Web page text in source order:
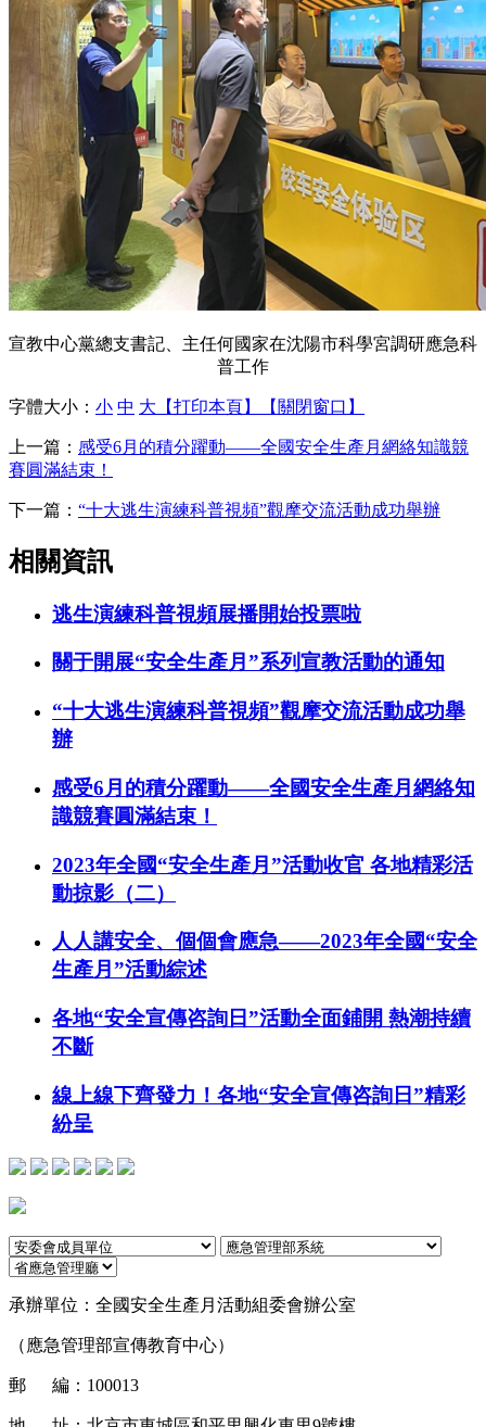
宣教中心黨總支書記、主任何國家在沈陽市科學宮調研應急科
普工作
字體大小： 小 中 大 【打印本頁】 【關閉窗口】
上一篇： 感受6月的積分躍動——全國安全生產月網絡知識競
賽圓滿結束！
下一篇： “十大逃生演練科普視頻”觀摩交流活動成功舉辦
相關資訊
逃生演練科普視頻展播開始投票啦
關于開展“安全生產月”系列宣教活動的通知
“十大逃生演練科普視頻”觀摩交流活動成功舉
辦
感受6月的積分躍動——全國安全生產月網絡知
識競賽圓滿結束！
2023年全國“安全生產月”活動收官 各地精彩活
動掠影（二）
人人講安全、個個會應急——2023年全國“安全
生產月”活動綜述
各地“安全宣傳咨詢日”活動全面鋪開 熱潮持續
不斷
線上線下齊發力！各地“安全宣傳咨詢日”精彩
紛呈
承辦單位： 全國安全生產月活動組委會辦公室
（應急管理部宣傳教育中心）
郵 編： 100013